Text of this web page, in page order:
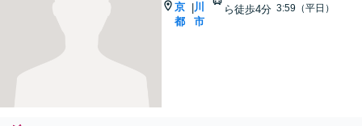
京
都
|川
市
ら徒歩4分 3:59（平日）